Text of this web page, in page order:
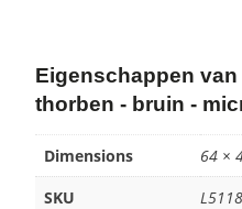
Eigenschappen van
thorben - bruin -
Dimensions
64 ×
SKU